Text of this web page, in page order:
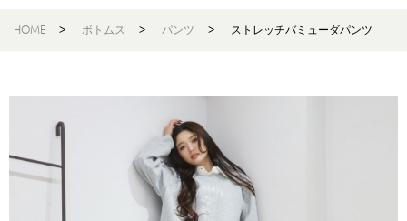
HOME > ボトムス > パンツ > ストレッチバミューダパンツ